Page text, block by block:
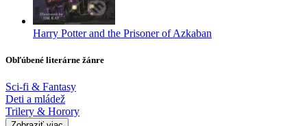
Harry Potter and the Prisoner of Azkaban
Obľúbené literárne žánre
Sci-fi & Fantasy
Deti a mládež
Trilery & Horory